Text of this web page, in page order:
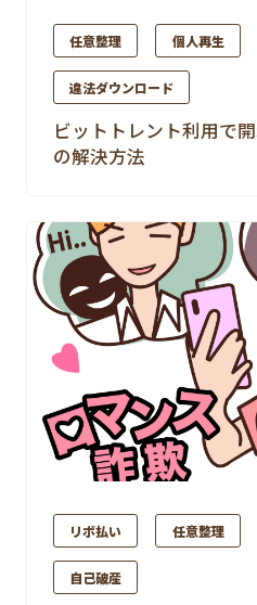
任意整理 個人再生
違法ダウンロード
ビットトレント利用で
の解決方法
リボ払い 任意整理
自己破産